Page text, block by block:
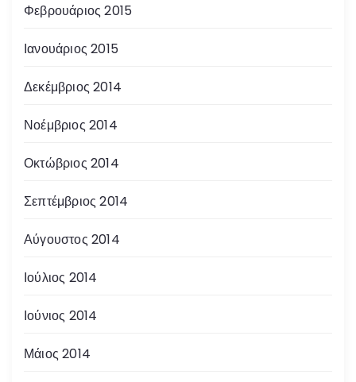
Φεβρουάριος 2015
Ιανουάριος 2015
Δεκέμβριος 2014
Νοέμβριος 2014
Οκτώβριος 2014
Σεπτέμβριος 2014
Αύγουστος 2014
Ιούλιος 2014
Ιούνιος 2014
Μάιος 2014